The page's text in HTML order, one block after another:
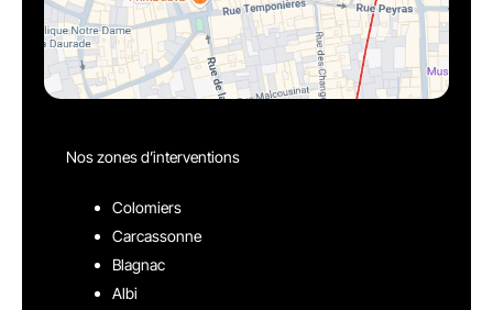
Nos zones d’interventions
Colomiers
Carcassonne
Blagnac
Albi